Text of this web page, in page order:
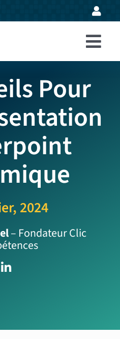
Formations
Entreprises
Avis
Expertise
À propos
Pour
2024
– Fondateur Clic